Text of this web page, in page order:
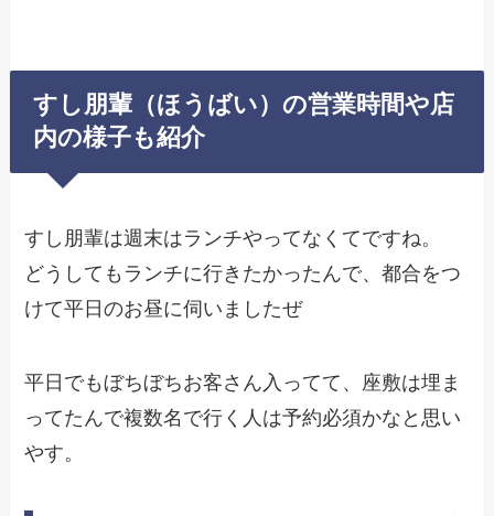
すし朋輩（ほうばい）の営業時間や店
内の様子も紹介
すし朋輩は週末はランチやってなくてですね。
どうしてもランチに行きたかったんで、都合をつ
けて平日のお昼に伺いましたぜ
平日でもぼちぼちお客さん入ってて、座敷は埋ま
ってたんで複数名で行く人は予約必須かなと思い
やす。